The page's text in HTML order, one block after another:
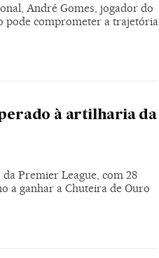
André Gomes, jogador do
pode comprometer a trajetória
à artilharia da
Premier League, com 28
a ganhar a Chuteira de Ouro